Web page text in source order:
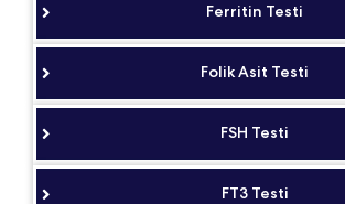
Ferritin Testi
Folik Asit Testi
FSH Testi
FT3 Testi